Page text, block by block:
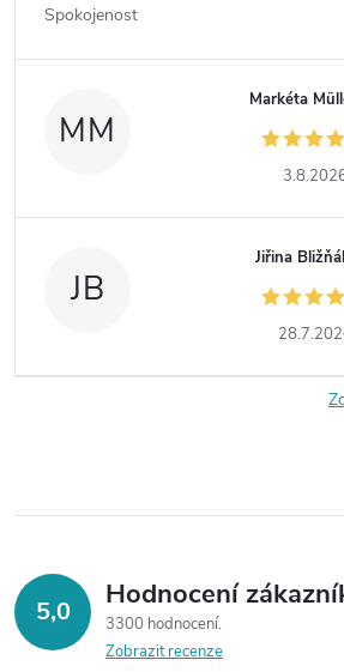
Spokojenost
MM
Markéta
JB
Jiřina
5,0 Hodnocení
3300 hodnocení
Zobrazit recenze